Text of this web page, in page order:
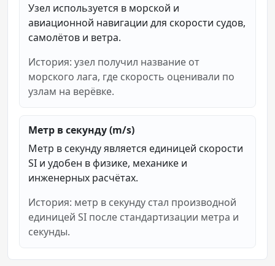
Узел используется в морской и
авиационной навигации для скорости судов,
самолётов и ветра.
История: узел получил название от
морского лага, где скорость оценивали по
узлам на верёвке.
Метр в секунду (m/s)
Метр в секунду является единицей скорости
SI и удобен в физике, механике и
инженерных расчётах.
История: метр в секунду стал производной
единицей SI после стандартизации метра и
секунды.